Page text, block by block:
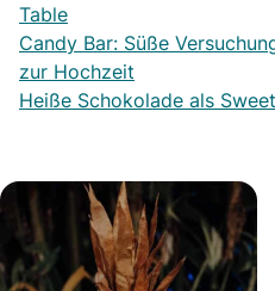
Table
Candy Bar: Süße
zur Hochzeit
Heiße Schokolade als